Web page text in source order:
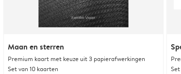
Maan en sterren
Premium kaart met keuze uit 3 papierafwerkingen
Set van 10 kaarten